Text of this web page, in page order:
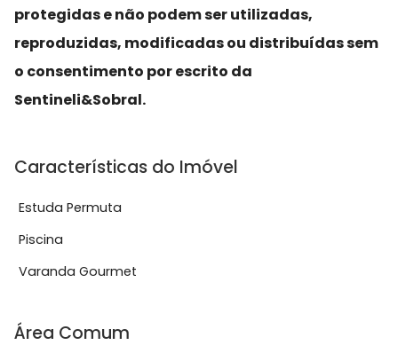
protegidas e não podem ser utilizadas,
reproduzidas, modificadas ou distribuídas sem
o consentimento por escrito da
Sentineli&Sobral.
Características do Imóvel
Estuda Permuta
Piscina
Varanda Gourmet
Área Comum